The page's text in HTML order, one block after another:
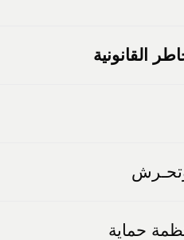
القانونية
حماية